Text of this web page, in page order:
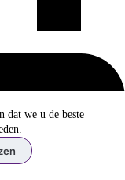
dat we u de beste